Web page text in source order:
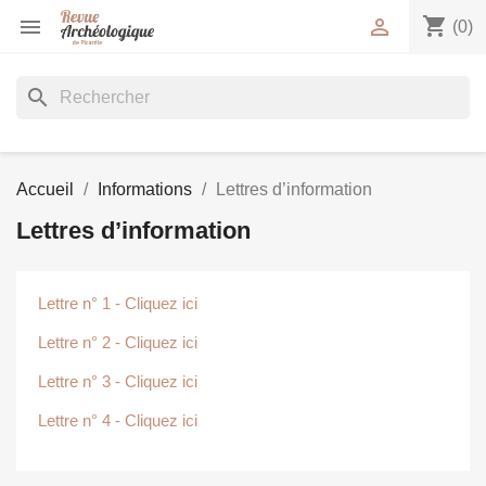
 shopping_cart (0)

search
Accueil Informations Lettres d’information
Lettres d’information
Lettre n° 1 - Cliquez ici
Lettre n° 2 - Cliquez ici
Lettre n° 3 - Cliquez ici
Lettre n° 4 - Cliquez ici